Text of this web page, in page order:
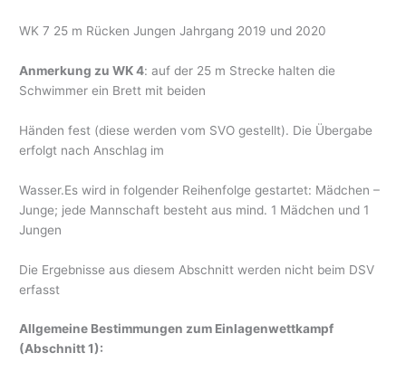
WK 7 25 m Rücken Jungen Jahrgang 2019 und 2020
Anmerkung zu WK 4: auf der 25 m Strecke halten die
Schwimmer ein Brett mit beiden
Händen fest (diese werden vom SVO gestellt). Die Übergabe
erfolgt nach Anschlag im
Wasser.Es wird in folgender Reihenfolge gestartet: Mädchen –
Junge; jede Mannschaft besteht aus mind. 1 Mädchen und 1
Jungen
Die Ergebnisse aus diesem Abschnitt werden nicht beim DSV
erfasst
Allgemeine Bestimmungen zum Einlagenwettkampf
(Abschnitt 1):